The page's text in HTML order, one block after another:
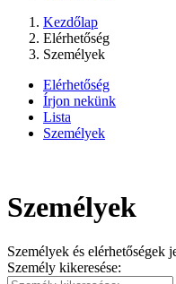
Kezdőlap
Elérhetőség
Személyek
Elérhetőség
Írjon nekünk
Lista
Személyek
Személyek
Személyek és
Személy kikeresése: